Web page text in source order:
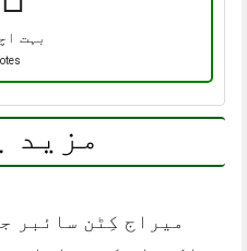
بہت
مزید
میراج کِٹن سائبر